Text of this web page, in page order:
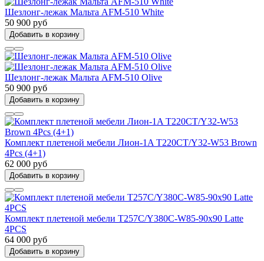
Шезлонг-лежак Мальта AFM-510 White
50 900 руб
Добавить в корзину
Шезлонг-лежак Мальта AFM-510 Olive
50 900 руб
Добавить в корзину
Комплект плетеной мебели Лион-1A T220CT/Y32-W53 Brown
4Pcs (4+1)
62 000 руб
Добавить в корзину
Комплект плетеной мебели T257C/Y380C-W85-90x90 Latte
4PCS
64 000 руб
Добавить в корзину